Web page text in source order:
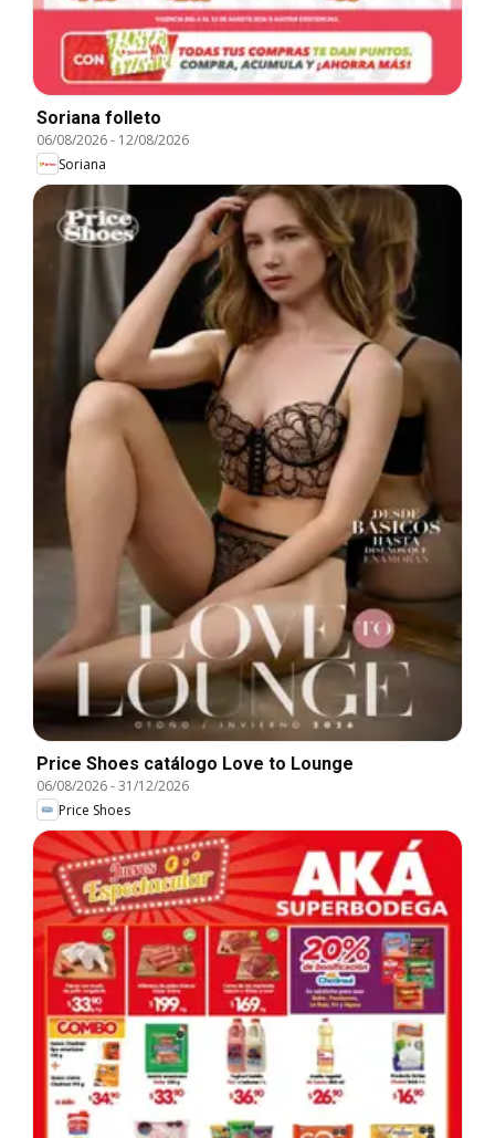
Soriana folleto
06/08/2026- 12/08/2026
Soriana
Price Shoes catálogo Love to Lounge
06/08/2026-31/12/2026
Price Shoes